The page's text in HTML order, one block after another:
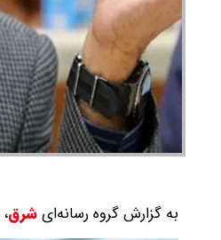
به گزارش گروه رسانه‌ایشرق،